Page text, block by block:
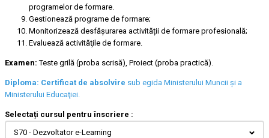
programelor de formare.
Gestionează programe de formare;
Monitorizează desfășurarea activității de formare profesională;
Evaluează activităţile de formare.
Examen:Teste grilă (proba scrisă), Proiect (proba practică).
Diploma: Certificat de absolvire sub egida Ministerului Muncii şi a
Ministerului Educaţiei.
Selectați cursul pentru înscriere :
S70 - Dezvoltator e-Learning